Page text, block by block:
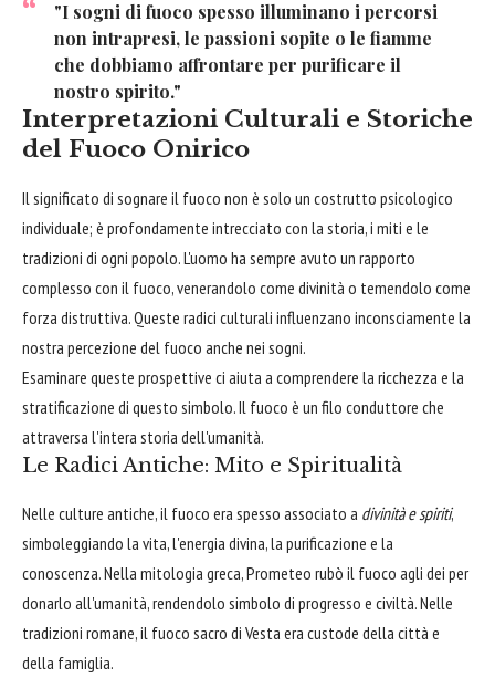
"I sogni di fuoco spesso illuminano i percorsi
non intrapresi, le passioni sopite o le fiamme
che dobbiamo affrontare per purificare il
nostro spirito."
Interpretazioni Culturali e Storiche
del Fuoco Onirico
Il significato di sognare il fuoco non è solo un costrutto psicologico
individuale; è profondamente intrecciato con la storia, i miti e le
tradizioni di ogni popolo. L'uomo ha sempre avuto un rapporto
complesso con il fuoco, venerandolo come divinità o temendolo come
forza distruttiva. Queste radici culturali influenzano inconsciamente la
nostra percezione del fuoco anche nei sogni.
Esaminare queste prospettive ci aiuta a comprendere la ricchezza e la
stratificazione di questo simbolo. Il fuoco è un filo conduttore che
attraversa l'intera storia dell'umanità.
Le Radici Antiche: Mito e Spiritualità
Nelle culture antiche, il fuoco era spesso associato a divinità e spiriti,
simboleggiando la vita, l'energia divina, la purificazione e la
conoscenza. Nella mitologia greca, Prometeo rubò il fuoco agli dei per
donarlo all'umanità, rendendolo simbolo di progresso e civiltà. Nelle
tradizioni romane, il fuoco sacro di Vesta era custode della città e
della famiglia.